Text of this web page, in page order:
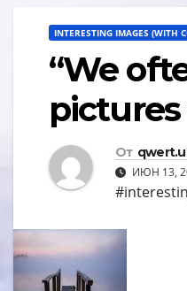
INTERESTING IMAGES (WITH
“We
От
ИЮН 13,